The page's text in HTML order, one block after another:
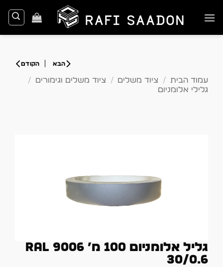
to
עמוד הבית / ציוד משלים / ציוד משלים וגימורים
/
גלילי אלומניום
גליל אלומניום 100 מ’ ral 9006
30/0.6